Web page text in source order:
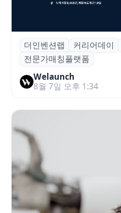
더인벤션랩·커
칭 플랫폼 ‘파인
더인벤션랩 커리어데이
전문가매칭플랫폼
Welaunch
8월 7일 오후 1:34